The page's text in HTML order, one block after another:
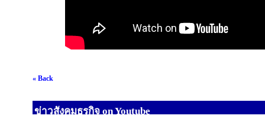
« Back
ข่าวสังคมธุรกิจ on Youtube